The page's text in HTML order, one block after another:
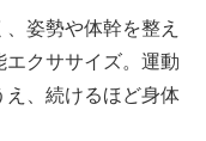
姿勢や体幹を整え
クササイズ。運動
え、続けるほど身体